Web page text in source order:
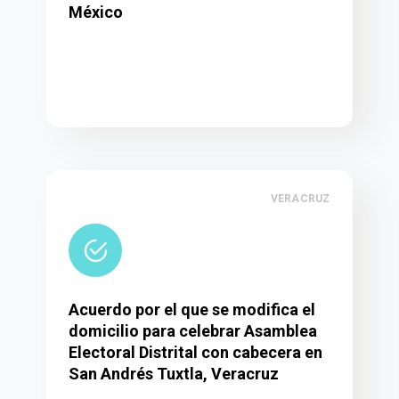
México
VERACRUZ
Acuerdo por el que se modifica el
domicilio para celebrar Asamblea
Electoral Distrital con cabecera en
San Andrés Tuxtla, Veracruz